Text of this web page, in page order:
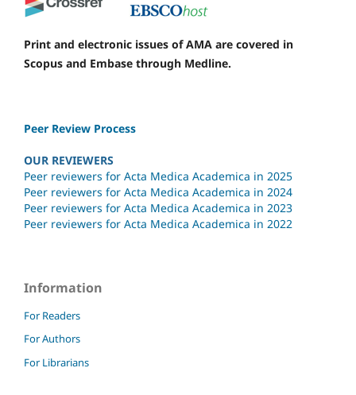
Print and electronic issues of AMA are covered in
Scopus and Embase through Medline.
Peer Review Process
OUR REVIEWERS
Peer reviewers for Acta Medica Academica in 2025
Peer reviewers for Acta Medica Academica in 2024
Peer reviewers for Acta Medica Academica in 2023
Peer reviewers for Acta Medica Academica in 2022
Information
For Readers
For Authors
For Librarians